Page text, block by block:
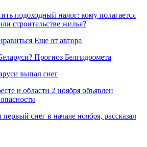
подоходный налог: кому полагается
строительстве жилья?
Еще от автора
Прогноз Белгидромета
выпал снег
и области 2 ноября объявлен
снег в начале ноября, рассказал